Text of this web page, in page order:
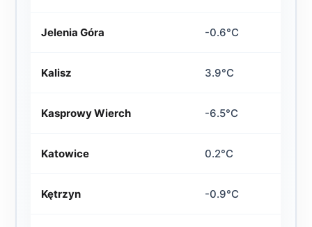
Jelenia Góra -0.6°C
Kalisz 3.9°C
Kasprowy Wierch -6.5°C
Katowice 0.2°C
Kętrzyn -0.9°C